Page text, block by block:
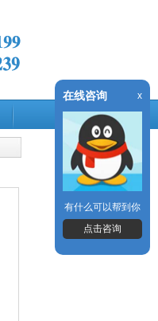
在线咨询 x
有什么可以帮到你
点击咨询